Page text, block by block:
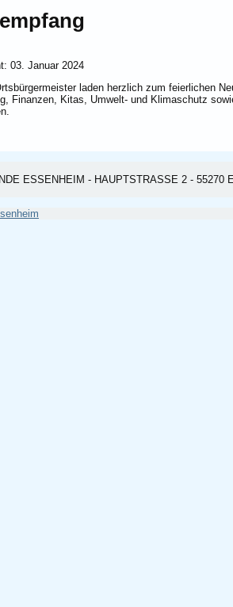
03. Januar 2024
laden herzlich zum feierlichen
Finanzen, Kitas, Umwelt- und Klimaschutz
ESSENHEIM - HAUPTSTRASSE 2 - 55270